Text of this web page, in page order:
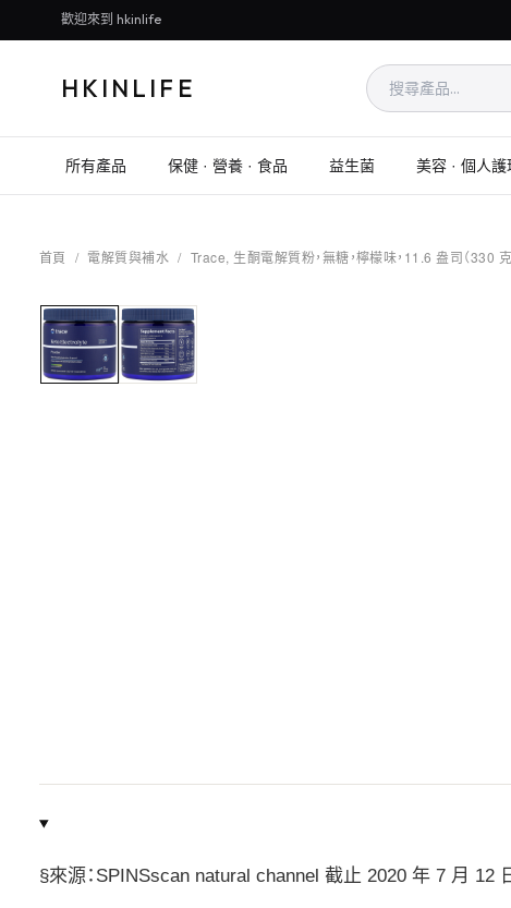
歡迎來到 hkinlife
HKINLIFE
所有產品 保健 · 營養 · 食品 益生菌 美容 · 個人護
首頁 / 電解質與補水 / Trace, 生酮電解質粉，無糖，檸檬味，11.6 盎司（330 克
§來源：SPINSscan natural channel 截止 2020 年 7 月 12